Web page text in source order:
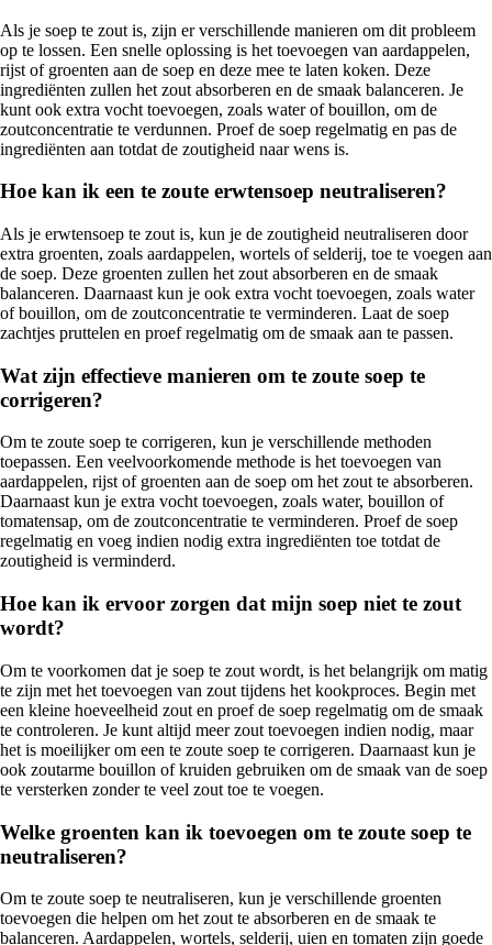
Als je soep te zout is, zijn er verschillende manieren om dit probleem
op te lossen. Een snelle oplossing is het toevoegen van aardappelen,
rijst of groenten aan de soep en deze mee te laten koken. Deze
ingrediënten zullen het zout absorberen en de smaak balanceren. Je
kunt ook extra vocht toevoegen, zoals water of bouillon, om de
zoutconcentratie te verdunnen. Proef de soep regelmatig en pas de
ingrediënten aan totdat de zoutigheid naar wens is.
Hoe kan ik een te zoute erwtensoep neutraliseren?
Als je erwtensoep te zout is, kun je de zoutigheid neutraliseren door
extra groenten, zoals aardappelen, wortels of selderij, toe te voegen aan
de soep. Deze groenten zullen het zout absorberen en de smaak
balanceren. Daarnaast kun je ook extra vocht toevoegen, zoals water
of bouillon, om de zoutconcentratie te verminderen. Laat de soep
zachtjes pruttelen en proef regelmatig om de smaak aan te passen.
Wat zijn effectieve manieren om te zoute soep te
corrigeren?
Om te zoute soep te corrigeren, kun je verschillende methoden
toepassen. Een veelvoorkomende methode is het toevoegen van
aardappelen, rijst of groenten aan de soep om het zout te absorberen.
Daarnaast kun je extra vocht toevoegen, zoals water, bouillon of
tomatensap, om de zoutconcentratie te verminderen. Proef de soep
regelmatig en voeg indien nodig extra ingrediënten toe totdat de
zoutigheid is verminderd.
Hoe kan ik ervoor zorgen dat mijn soep niet te zout
wordt?
Om te voorkomen dat je soep te zout wordt, is het belangrijk om matig
te zijn met het toevoegen van zout tijdens het kookproces. Begin met
een kleine hoeveelheid zout en proef de soep regelmatig om de smaak
te controleren. Je kunt altijd meer zout toevoegen indien nodig, maar
het is moeilijker om een te zoute soep te corrigeren. Daarnaast kun je
ook zoutarme bouillon of kruiden gebruiken om de smaak van de soep
te versterken zonder te veel zout toe te voegen.
Welke groenten kan ik toevoegen om te zoute soep te
neutraliseren?
Om te zoute soep te neutraliseren, kun je verschillende groenten
toevoegen die helpen om het zout te absorberen en de smaak te
balanceren. Aardappelen, wortels, selderij, uien en tomaten zijn goede